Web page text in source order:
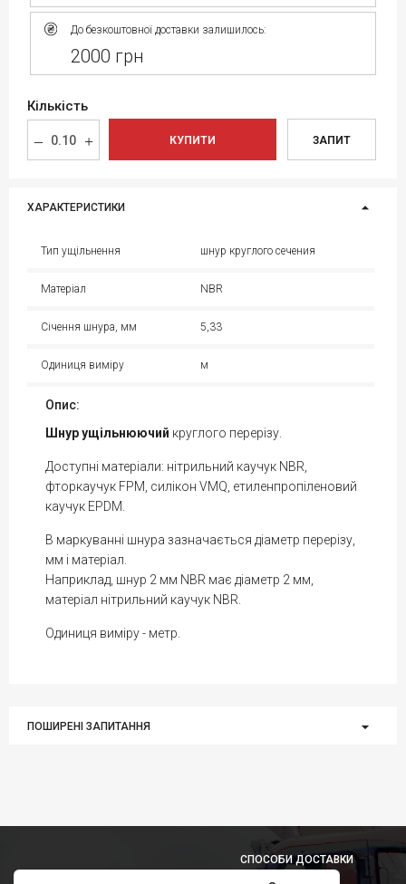
До безкоштовної доставки залишилось:
2000 грн
Кількість
КУПИТИ ЗАПИТ
ХАРАКТЕРИСТИКИ
Тип ущільнення шнур круглого сечения
Матеріал NBR
Січення шнура, мм 5,33
Одиниця виміру м
Опис:
Шнур ущільнюючий круглого перерізу.
Доступні матеріали: нітрильний каучук NBR,
фторкаучук FPM, силікон VMQ, етиленпропіленовий
каучук EPDM.
В маркуванні шнура зазначається діаметр перерізу,
мм і матеріал.
Наприклад, шнур 2 мм NBR має діаметр 2 мм,
матеріал нітрильний каучук NBR.
Одиниця виміру - метр.
ПОШИРЕНІ ЗАПИТАННЯ
СПОСОБИ ДОСТАВКИ